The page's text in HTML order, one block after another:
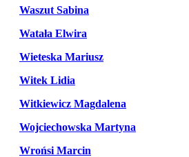
Waszut Sabina
Watała Elwira
Wieteska Mariusz
Witek Lidia
Witkiewicz Magdalena
Wojciechowska Martyna
Wrońsi Marcin